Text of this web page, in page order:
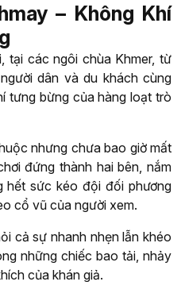
– Không Khí
tại các ngôi chùa Khmer, từ
dân và du khách cùng
tưng bừng của hàng loạt trò
nhưng chưa bao giờ mất
đứng thành hai bên, nắm
hết sức kéo đội đối phương
cổ vũ của người xem.
cả sự nhanh nhẹn lẫn khéo
những chiếc bao tải, nhảy
của khán giả.